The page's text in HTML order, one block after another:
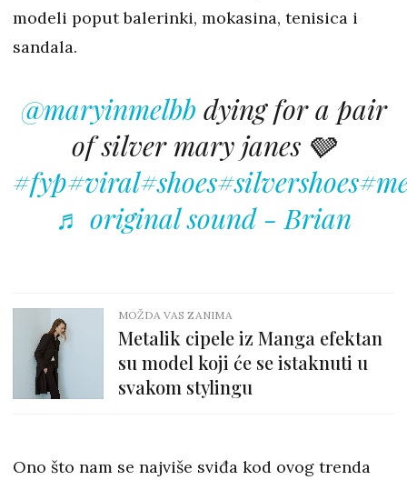
modeli poput balerinki, mokasina, tenisica i
sandala.
@maryinmelbb dying for a pair
of silver mary janes 🩶
#fyp#viral#shoes#silvershoes
♬ original sound - Brian
MOŽDA VAS ZANIMA
Metalik cipele iz Manga efektan
su model koji će se istaknuti u
svakom stylingu
Ono što nam se najviše sviđa kod ovog trenda